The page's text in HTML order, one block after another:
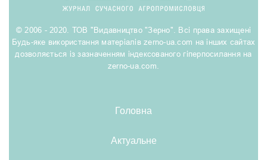
© 2006 - 2020. ТОВ "Видавництво "Зерно". Всі права захищені
Будь-яке використання матеріалів zerno-ua.com на інших сайтах
дозволяється із зазначенням індексованого гіперпосилання на
zerno-ua.com.
Головна
Актуальне